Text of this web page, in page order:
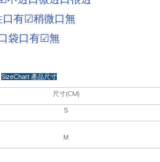
口有☑稍微口無
袋口有☑無
SizeChart 產品尺寸
尺寸(CM)
S
M